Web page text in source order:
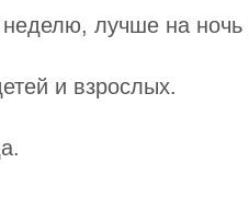
лучше на ночь
и взрослых.